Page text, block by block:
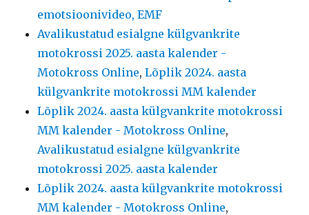
emotsioonivideo, EMF
Avalikustatud esialgne külgvankrite
motokrossi 2025. aasta kalender -
Motokross Online,Lõplik 2024. aasta
külgvankrite motokrossi MM kalender
Lõplik 2024. aasta külgvankrite motokrossi
MM kalender - Motokross Online,
Avalikustatud esialgne külgvankrite
motokrossi 2025. aasta kalender
Lõplik 2024. aasta külgvankrite motokrossi
MM kalender - Motokross Online,